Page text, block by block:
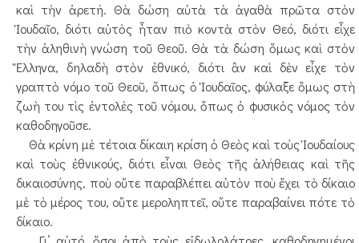
καὶ τὴν ἀρετή. Θὰ δώση αὐτὰ τὰ ἀγαθὰ πρῶτα στὸν
Ἰουδαῖο, διότι αὐτὸς ἦταν πιὸ κοντὰ στὸν Θεό, διότι εἶχε
τὴν ἀληθινὴ γνώση τοῦ Θεοῦ. Θὰ τὰ δώση ὅμως καὶ στὸν
Ἕλληνα, δηλαδὴ στὸν ἐθνικό, διότι ἂν καὶ δὲν εἶχε τὸν
γραπτὸ νόμο τοῦ Θεοῦ, ὅπως ὁ Ἰουδαῖος, φύλαξε ὅμως στὴ
ζωὴ του τὶς ἐντολὲς τοῦ νόμου, ὅπως ὁ φυσικὸς νόμος τὸν
καθοδηγοῦσε.
Θὰ κρίνη μὲ τέτοια δίκαιη κρίση ὁ Θεὸς καὶ τοὺς Ἰουδαίους
καὶ τοὺς ἐθνικούς, διότι εἶναι Θεὸς τῆς ἀλήθειας καὶ τῆς
δικαιοσύνης, ποὺ οὔτε παραβλέπει αὐτὸν ποὺ ἔχει τὸ δίκαιο
μὲ τὸ μέρος του, οὔτε μεροληπτεῖ, οὔτε παραβαίνει πότε τὸ
δίκαιο.